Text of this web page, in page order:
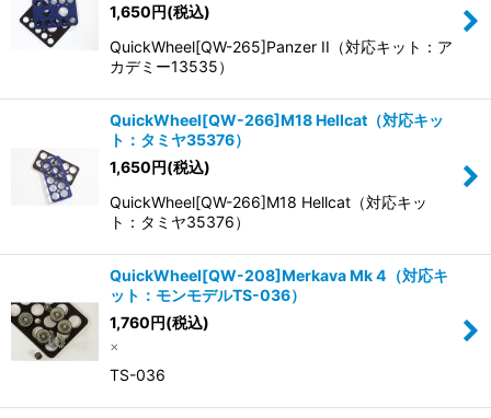
1,650円(税込)
QuickWheel[QW-265]Panzer II（対応キット：ア
カデミー13535）
QuickWheel[QW-266]M18 Hellcat（対応キッ
ト：タミヤ35376）
1,650円(税込)
QuickWheel[QW-266]M18 Hellcat（対応キッ
ト：タミヤ35376）
QuickWheel[QW-208]Merkava Mk 4（対応キ
ット：モンモデルTS-036）
1,760円(税込)
×
TS-036